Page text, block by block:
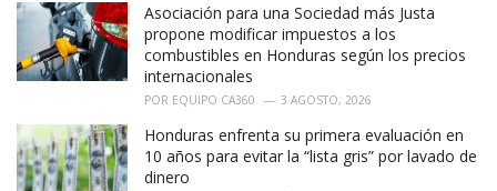
Asociación para una Sociedad más Justa
propone modificar impuestos a los
combustibles en Honduras según los precios
internacionales
POR EQUIPO CA360 3 AGOSTO, 2026
Honduras enfrenta su primera evaluación en
10 años para evitar la “lista gris” por lavado de
dinero